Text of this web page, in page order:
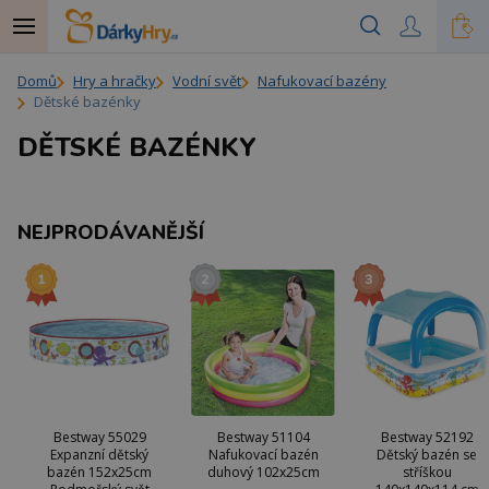
Domů Hry a hračky Vodní svět
Nafukovací bazény
Dětské bazénky
DĚTSKÉ BAZÉNKY
NEJPRODÁVANĚJŠÍ
Bestway 55029
Expanzní dětský
bazén 152x25cm
Bestway 51104
Nafukovací bazén
duhový 102x25cm
Bestway 52192
Dětský bazén se
stříškou